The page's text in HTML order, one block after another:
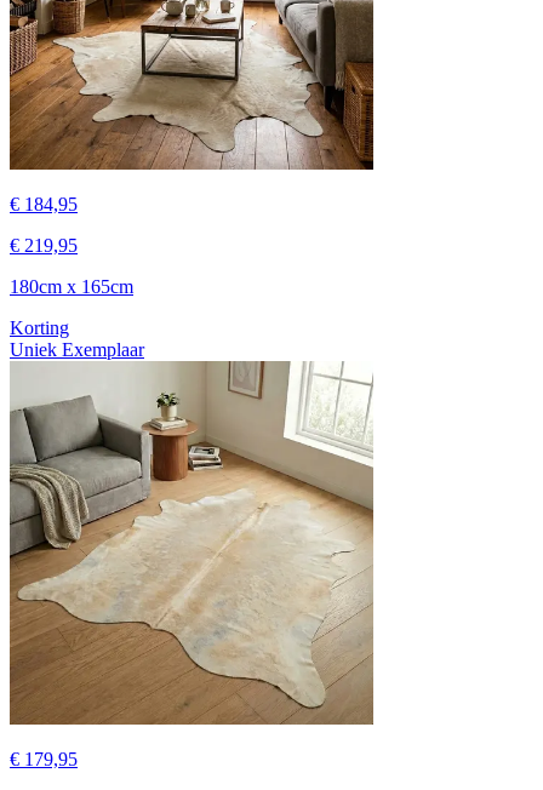
€ 184,95
€ 219,95
180cm x 165cm
Korting
Uniek Exemplaar
€ 179,95